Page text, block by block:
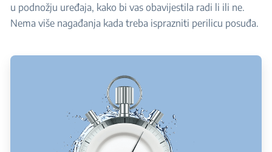
u podnožju uređaja, kako bi vas obavijestila radi li ili ne.
Nema više nagađanja kada treba isprazniti perilicu posuđa.